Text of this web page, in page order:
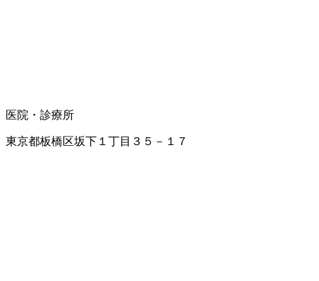
医院・診療所
東京都板橋区坂下１丁目３５－１７